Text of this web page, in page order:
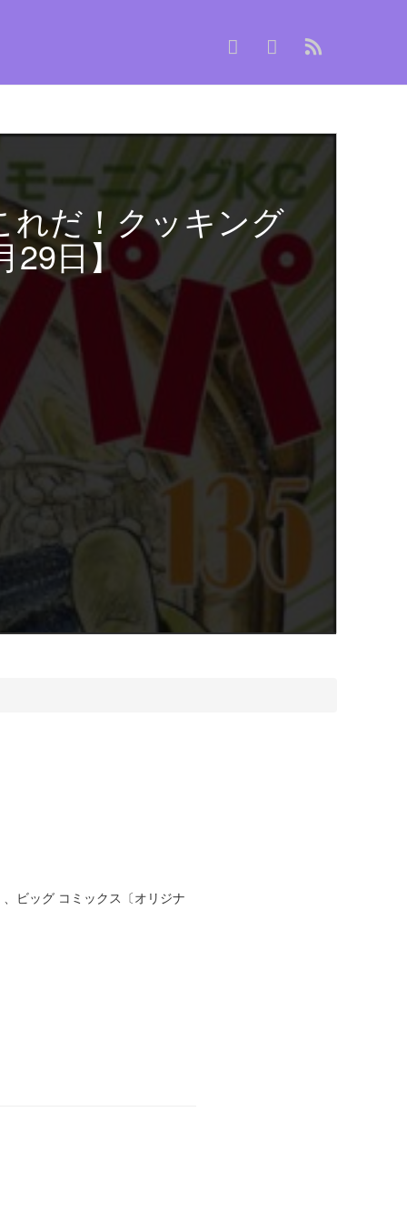
れだ！クッキング
29日】
ビッグ コミックス〔オリジナ